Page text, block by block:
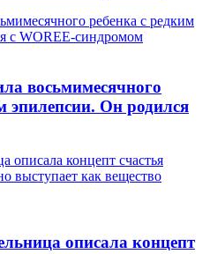
ребенка с редким
с WOREE-синдромом
восьмимесячного
эпилепсии. Он родился
описала концепт счастья
выступает как вещество
описала концепт